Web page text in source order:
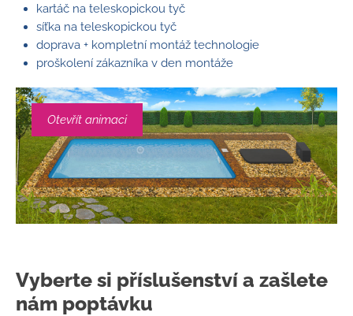
kartáč na teleskopickou tyč
síťka na teleskopickou tyč
doprava + kompletní montáž technologie
proškolení zákazníka v den montáže
Otevřít animaci
Vyberte si příslušenství a zašlete
nám poptávku